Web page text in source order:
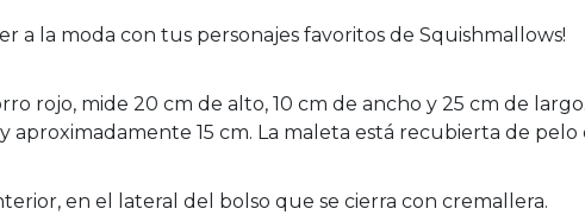
a la moda con tus personajes favoritos de Squishmallows!
rojo, mide 20 cm de alto, 10 cm de ancho y 25 cm de
aproximadamente 15 cm. La maleta está recubierta de pelo
en el lateral del bolso que se cierra con cremallera.